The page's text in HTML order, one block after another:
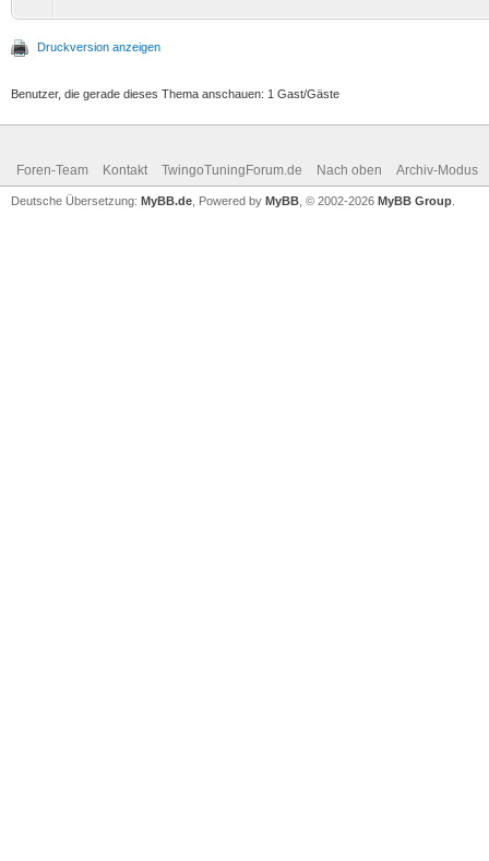
Druckversion anzeigen
Benutzer, die gerade dieses Thema anschauen: 1 Gast/Gäste
Foren-Team Kontakt TwingoTuningForum.de Nach oben Archiv-Modus
Deutsche Übersetzung: MyBB.de , Powered by MyBB , © 2002-2026 MyBB Group